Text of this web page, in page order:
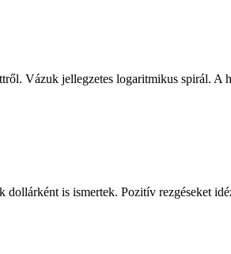
Vázuk jellegzetes logaritmikus spirál.
is ismertek. Pozitív rezgéseket